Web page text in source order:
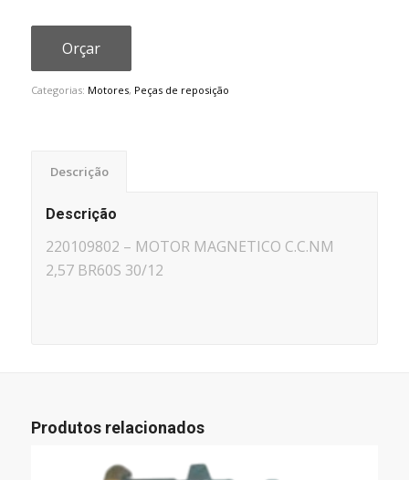
Orçar
Categorias: Motores, Peças de reposição
Descrição
Descrição
220109802 – MOTOR MAGNETICO C.C.NM
2,57 BR60S 30/12
Produtos relacionados